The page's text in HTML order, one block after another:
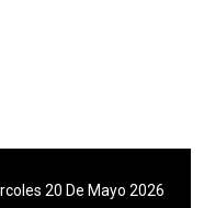
20 De Mayo 2026